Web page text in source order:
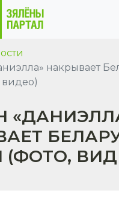
накрывает
видео)
(ФОТО,